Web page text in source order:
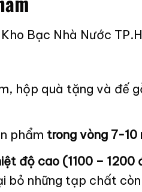
Bạc Nhà Nước
hộp quà tặng và đế
phẩm trong vòng 7-10
độ cao (1100 – 1200
bỏ những tạp chất